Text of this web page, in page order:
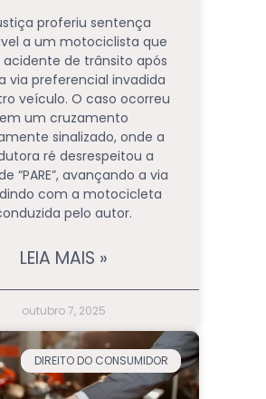
proferiu sentença
a um motociclista que
de trânsito após
via preferencial invadida
veículo. O caso ocorreu
em um cruzamento
sinalizado, onde a
ré desrespeitou a
“PARE”, avançando a via
com a motocicleta
pelo autor.
LEIA MAIS »
outubro 7, 2025
DIREITO DO CONSUMIDOR